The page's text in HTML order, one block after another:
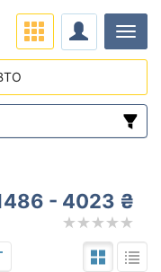
- 4023 ₴